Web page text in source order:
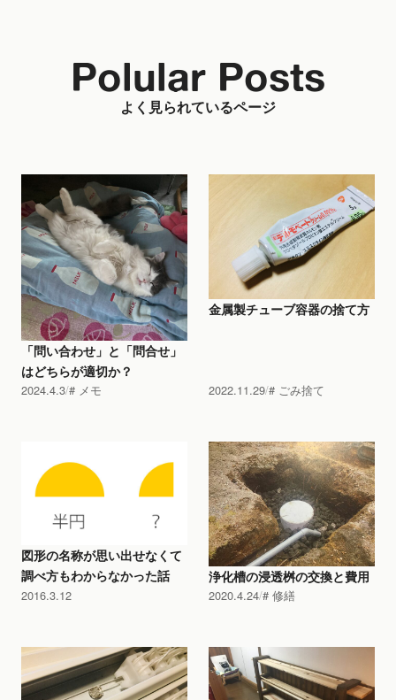
よく見られているページ
Polular Posts
「問い合わせ」と「問合せ」
はどちらが適切か？
2024.4.3 メモ
金属製チューブ容器の捨て方
2022.11.29 ごみ捨て
図形の名称が思い出せなくて
調べ方もわからなかった話
2016.3.12
浄化槽の浸透桝の交換と費用
2020.4.24 修繕